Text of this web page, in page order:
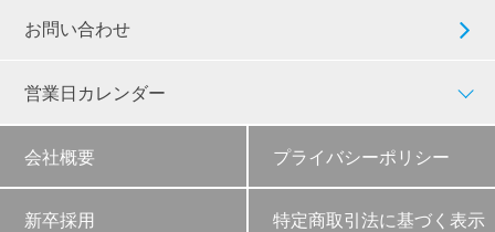
お問い合わせ
営業日カレンダー
会社概要 プライバシーポリシー
新卒採用 特定商取引法に基づく表示